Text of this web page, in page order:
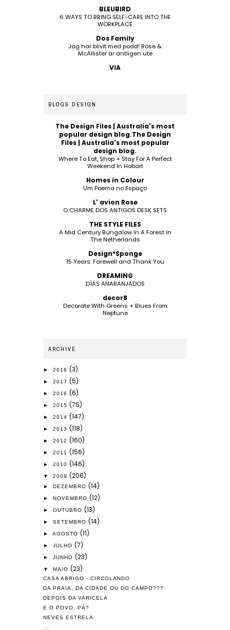
BLEUBIRD
6 WAYS TO BRING SELF-CARE INTO THE
WORKPLACE
Dos Family
Jag har blivit med podd! Röse &
McAllister är äntligen ute
VIA
BLOGS DESIGN
The Design Files | Australia's most
popular design blog.The Design
Files | Australia's most popular
design blog.
Where To Eat, Shop + Stay For A Perfect
Weekend In Hobart
Homes in Colour
Um Poema no Espaço
L' avion Rose
O CHARME DOS ANTIGOS DESK SETS
THE STYLE FILES
A Mid Century Bungalow In A Forest In
The Netherlands
Design*Sponge
15 Years: Farewell and Thank You
DREAMING
DÍAS ANARANJADOS
decor8
Decorate With Greens + Blues From
Neptune
ARCHIVE
► 2018 (3)
► 2017 (5)
► 2016 (6)
► 2015 (75)
► 2014 (147)
► 2013 (118)
► 2012 (160)
► 2011 (156)
► 2010 (146)
▼ 2009 (206)
► DEZEMBRO (14)
► NOVEMBRO (12)
► OUTUBRO (13)
► SETEMBRO (14)
► AGOSTO (11)
► JULHO (7)
► JUNHO (23)
▼ MAIO (23)
CASA ABRIGO - CIRCOLANDO
DA PRAIA, DA CIDADE OU DO CAMPO???
DEPOIS DA VARICELA
E O POVO, PÁ?
NEVES ESTRELA